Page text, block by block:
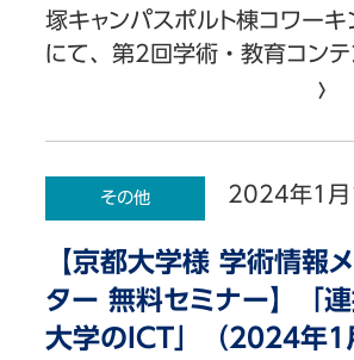
塚キャンパスポルト棟コワーキ
にて、第2回学術・教育コン
その他 2024年1
【京都大学様 学術情報
ター 無料セミナー】「
大学のICT」（2024年1